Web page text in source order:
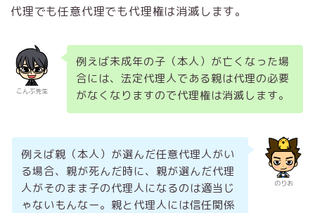
代理でも任意代理でも代理権は消滅します。
こんぶ先生
例えば未成年の子（本人）が亡くなった場
合には、法定代理人である親は代理の必要
がなくなりますので代理権は消滅します。
のりお
例えば親（本人）が選んだ任意代理人がい
る場合、親が死んだ時に、親が選んだ代理
人がそのまま子の代理人になるのは適当じ
ゃないもんなー。親と代理人には信任関係